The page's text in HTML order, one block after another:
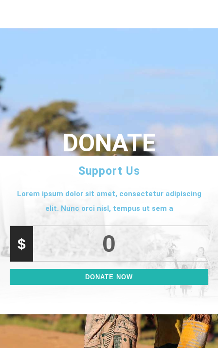
DONATE
Support Us
Lorem ipsum dolor sit amet, consectetur adipiscing
elit. Nunc orci nisl, tempus ut sem a
$ 0
DONATE NOW